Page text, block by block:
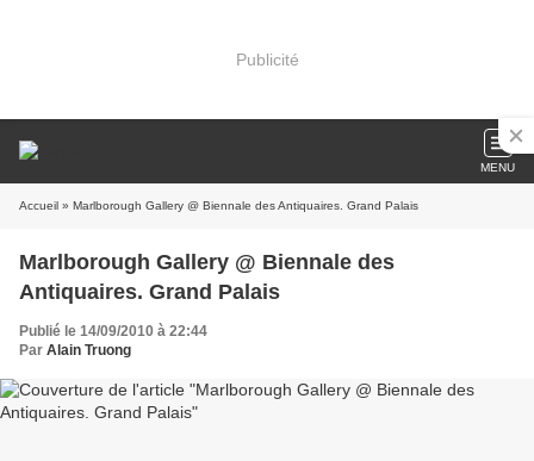
Publicité
MENU
Accueil » Marlborough Gallery @ Biennale des Antiquaires. Grand Palais
Marlborough Gallery @ Biennale des
Antiquaires. Grand Palais
Publié le 14/09/2010 à 22:44
Par Alain Truong